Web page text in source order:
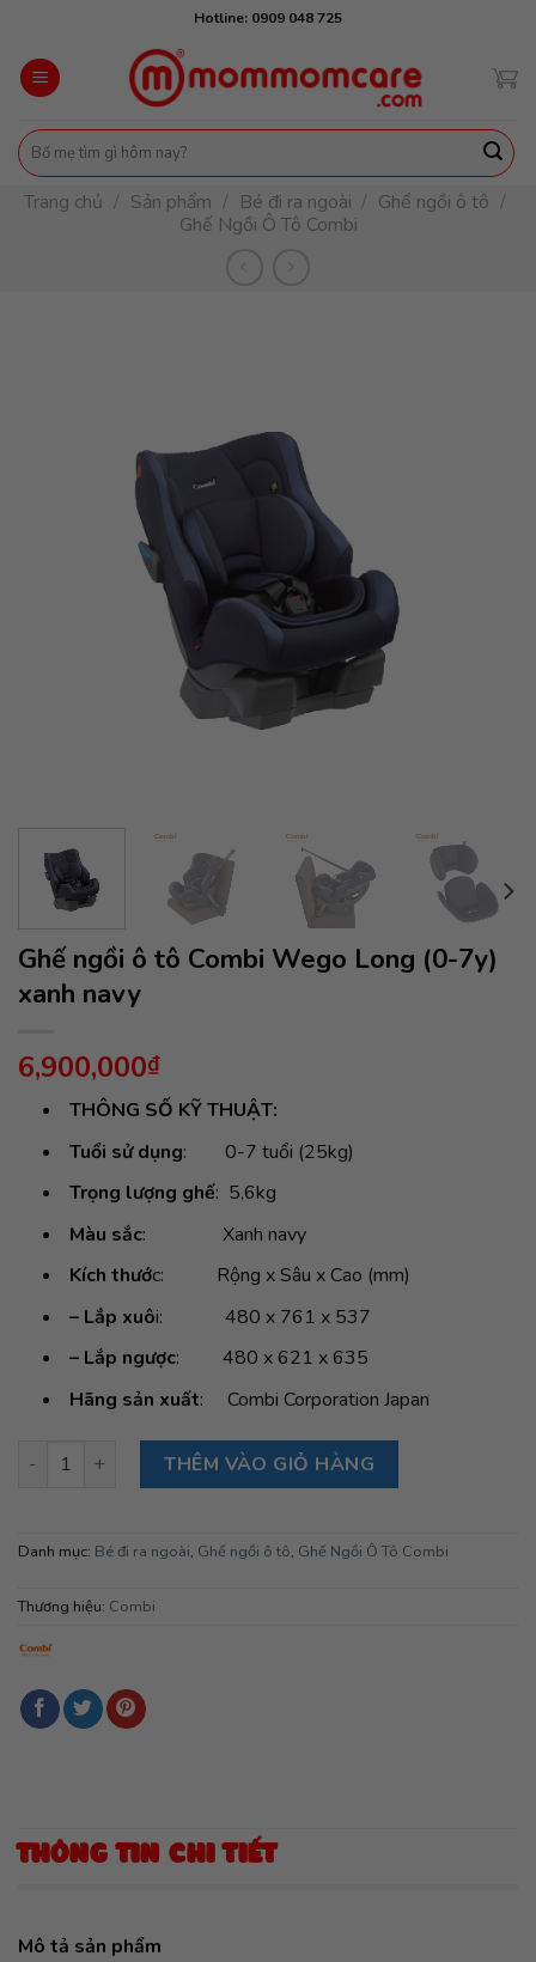
content
Hotline: 0909 048 725
Tìm
kiếm:
Trang chủ / Sản phẩm / Bé đi ra ngoài / Ghế ngồi ô tô /
Ghế Ngồi Ô Tô Combi
Ghế ngồi ô tô Combi Wego Long (0-7y)
xanh navy
6,900,000₫
THÔNG SỐ KỸ THUẬT:
Tuổi sử dụng: 0-7 tuổi (25kg)
Trọng lượng ghế: 5,6kg
Màu sắc: Xanh navy
Kích thước: Rộng x Sâu x Cao (mm)
– Lắp xuôi: 480 x 761 x 537
– Lắp ngược: 480 x 621 x 635
Hãng sản xuất: Combi Corporation Japan
Ghế ngồi ô tô Combi Wego Long (0-7y) xanh navy số lượng
THÊM VÀO GIỎ HÀNG
Danh mục: Bé đi ra ngoài, Ghế ngồi ô tô, Ghế Ngồi Ô Tô Combi
Thương hiệu: Combi
THÔNG TIN CHI TIẾT
Mô tả sản phẩm